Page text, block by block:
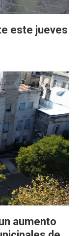
este jueves
aumento